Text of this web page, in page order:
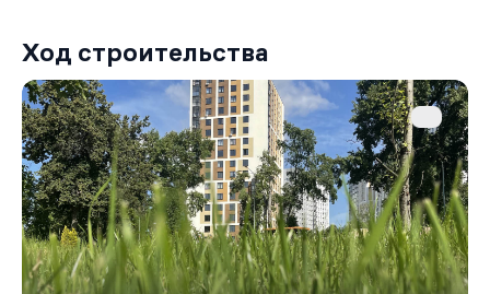
Ход строительства